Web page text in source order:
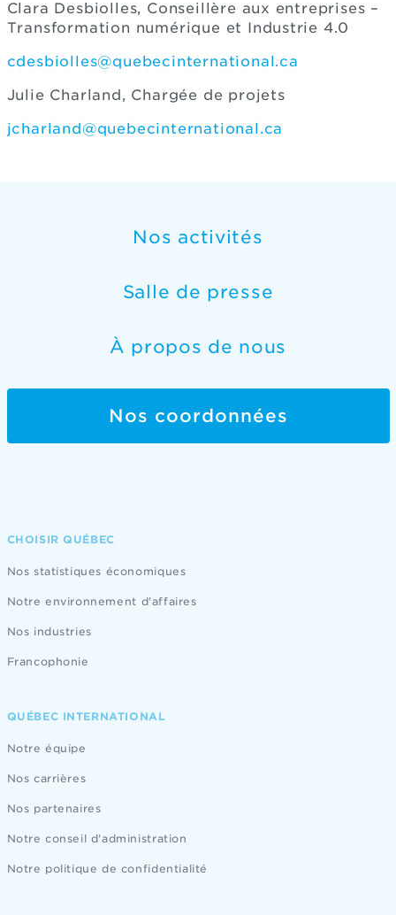
Clara Desbiolles, Conseillère aux entreprises –
Transformation numérique et Industrie 4.0
cdesbiolles@quebecinternational.ca
Julie Charland, Chargée de projets
jcharland@quebecinternational.ca
Nos activités
Salle de presse
À propos de nous
Nos coordonnées
CHOISIR QUÉBEC
Nos statistiques économiques
Notre environnement d'affaires
Nos industries
Francophonie
QUÉBEC INTERNATIONAL
Notre équipe
Nos carrières
Nos partenaires
Notre conseil d'administration
Notre politique de confidentialité